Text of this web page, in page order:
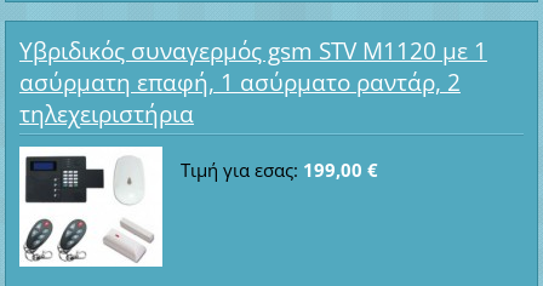
Υβριδικός συναγερμός gsm STV M1120 με 1
ασύρματη επαφή, 1 ασύρματο ραντάρ, 2
τηλεχειριστήρια
Τιμή για εσας: 199,00 €